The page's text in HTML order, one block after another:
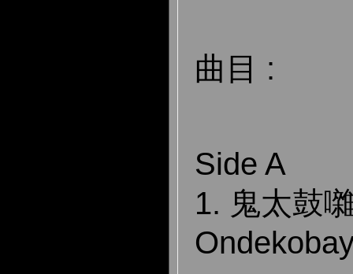
曲目 :
Side A
1. 鬼太鼓